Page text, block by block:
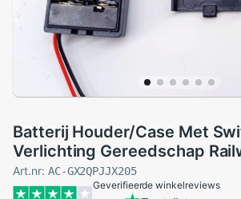
Batterij Houder/Case Met
Verlichting Gereedschap
Linker Plug Voor 2 X Aaa
Art.nr: AC-GX2QPJJX205
Geverifieerde winkelreviews